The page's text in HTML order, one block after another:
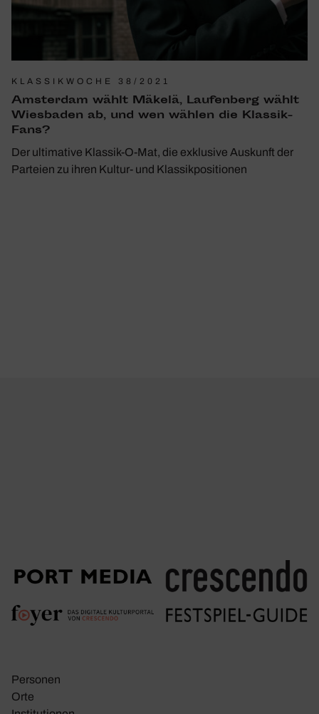
KLASSIKWOCHE 38/2021
Amsterdam wählt Mäkelä, Laufen­berg wählt
Wies­baden ab, und wen wählen die Klassik-
Fans?
Der ultimative Klassik-O-Mat, die exklusive Auskunft der
Parteien zu ihren Kultur- und Klassikpositionen
Personen
Orte